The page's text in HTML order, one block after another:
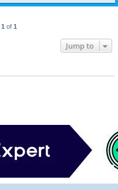
1 of 1
Jump to